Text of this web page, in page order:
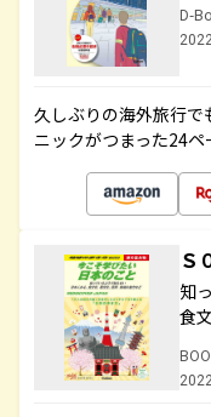
D-
久しぶりの海外旅行で
ニックがつまった24
Ｓ
知
食